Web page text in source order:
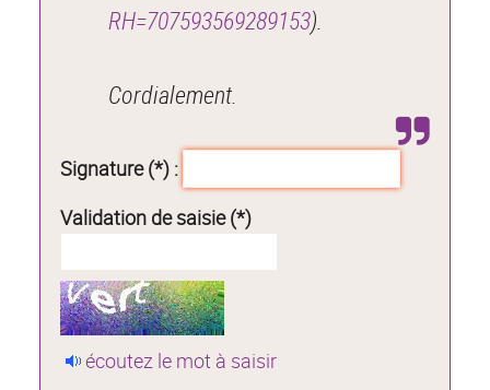
RH=707593569289153).
Cordialement.
Signature (*) :
Validation de saisie (*)
écoutez le mot à saisir